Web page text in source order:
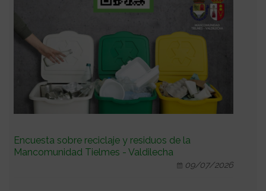
Encuesta sobre reciclaje y residuos de la
Mancomunidad Tielmes - Valdilecha
09/07/2026